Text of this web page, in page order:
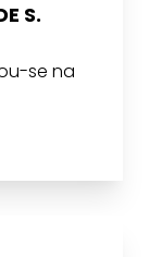
S.
se na